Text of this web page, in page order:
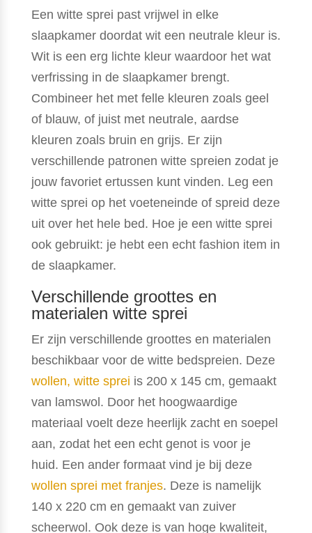
Een witte sprei past vrijwel in elke
slaapkamer doordat wit een neutrale kleur is.
Wit is een erg lichte kleur waardoor het wat
verfrissing in de slaapkamer brengt.
Combineer het met felle kleuren zoals geel
of blauw, of juist met neutrale, aardse
kleuren zoals bruin en grijs. Er zijn
verschillende patronen witte spreien zodat je
jouw favoriet ertussen kunt vinden. Leg een
witte sprei op het voeteneinde of spreid deze
uit over het hele bed. Hoe je een witte sprei
ook gebruikt: je hebt een echt fashion item in
de slaapkamer.
Verschillende groottes en
materialen witte sprei
Er zijn verschillende groottes en materialen
beschikbaar voor de witte bedspreien. Deze
wollen, witte sprei is 200 x 145 cm, gemaakt
van lamswol. Door het hoogwaardige
materiaal voelt deze heerlijk zacht en soepel
aan, zodat het een echt genot is voor je
huid. Een ander formaat vind je bij deze
wollen sprei met franjes. Deze is namelijk
140 x 220 cm en gemaakt van zuiver
scheerwol. Ook deze is van hoge kwaliteit,